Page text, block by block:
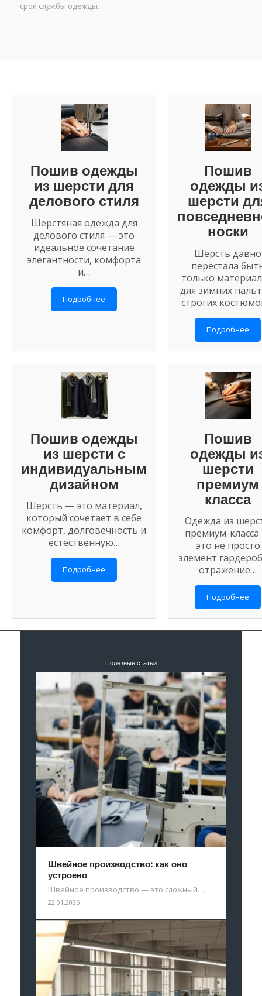
срок службы одежды.
Пошив одежды
из шерсти для
делового стиля
Шерстяная одежда для
делового стиля — это
идеальное сочетание
элегантности, комфорта
и…
Подробнее
Пошив
одежды
шерсти
носки
Шерсть давно
перестала
только
для зимних
строгих
Подробнее
Пошив одежды
из шерсти с
индивидуальным
дизайном
Шерсть — это материал,
который сочетает в себе
комфорт, долговечность и
естественную…
Подробнее
Пошив
одежды
шерсти
премиум
класса
Одежда из
премиум-
это не просто
элемент
отражение…
Подробнее
Полезные статьи
Швейное производство: как оно
устроено
Швейное производство — это сложный…
22.01.2026